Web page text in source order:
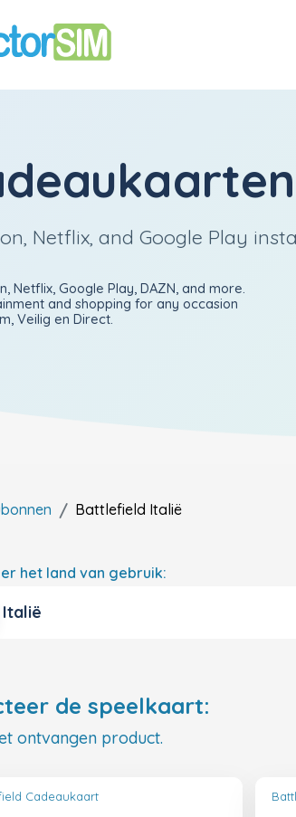
Netflix, and Google Play
Netflix, Google Play, DAZN, and more.
and shopping for any occasion
Veilig en Direct.
Battlefield Italië
het land van gebruik:
Italië
de speelkaart:
ontvangen product.
Cadeaukaart